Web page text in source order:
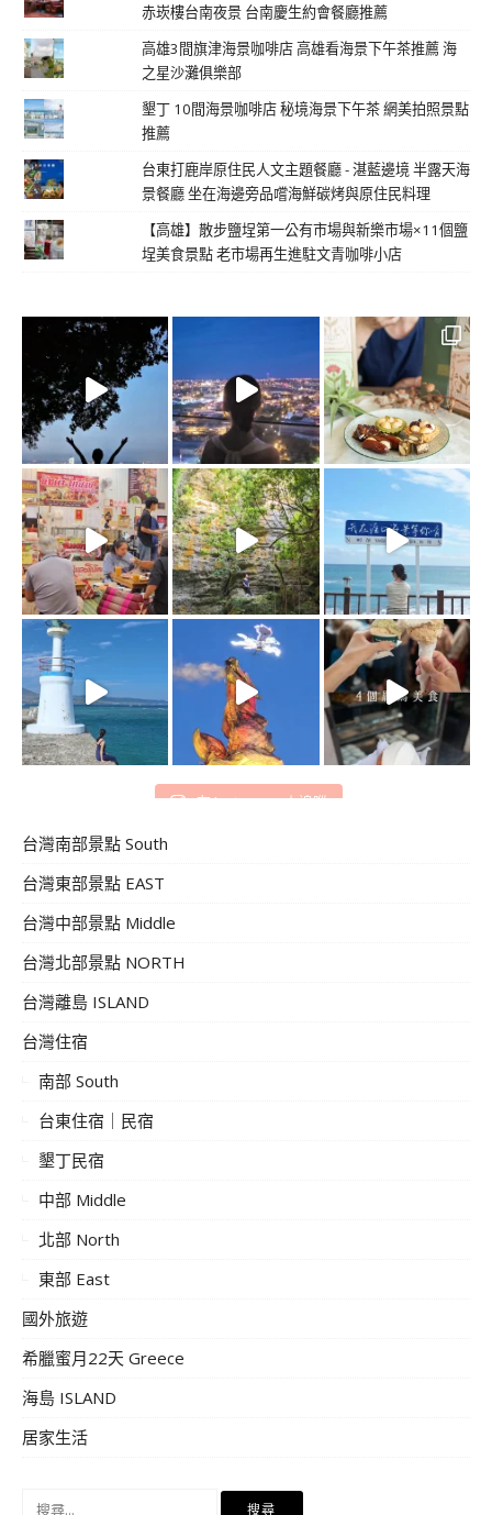
赤崁樓台南夜景 台南慶生約會餐廳推薦
高雄3間旗津海景咖啡店 高雄看海景下午茶推薦 海
之星沙灘俱樂部
墾丁 10間海景咖啡店 秘境海景下午茶 網美拍照景點
推薦
台東打鹿岸原住民人文主題餐廳 - 湛藍邊境 半露天海
景餐廳 坐在海邊旁品嚐海鮮碳烤與原住民料理
【高雄】散步鹽埕第一公有市場與新樂市場×11個鹽
埕美食景點 老市場再生進駐文青咖啡小店
在 Instagram 上追蹤
台灣南部景點 South
台灣東部景點 EAST
台灣中部景點 Middle
台灣北部景點 NORTH
台灣離島 ISLAND
台灣住宿
南部 South
台東住宿｜民宿
墾丁民宿
中部 Middle
北部 North
東部 East
國外旅遊
希臘蜜月22天 Greece
海島 ISLAND
居家生活